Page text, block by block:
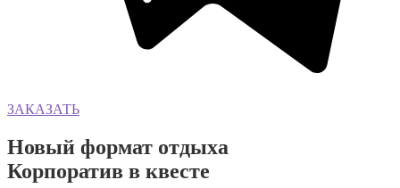
ЗАКАЗАТЬ
Новый формат отдыха
Корпоратив в квесте